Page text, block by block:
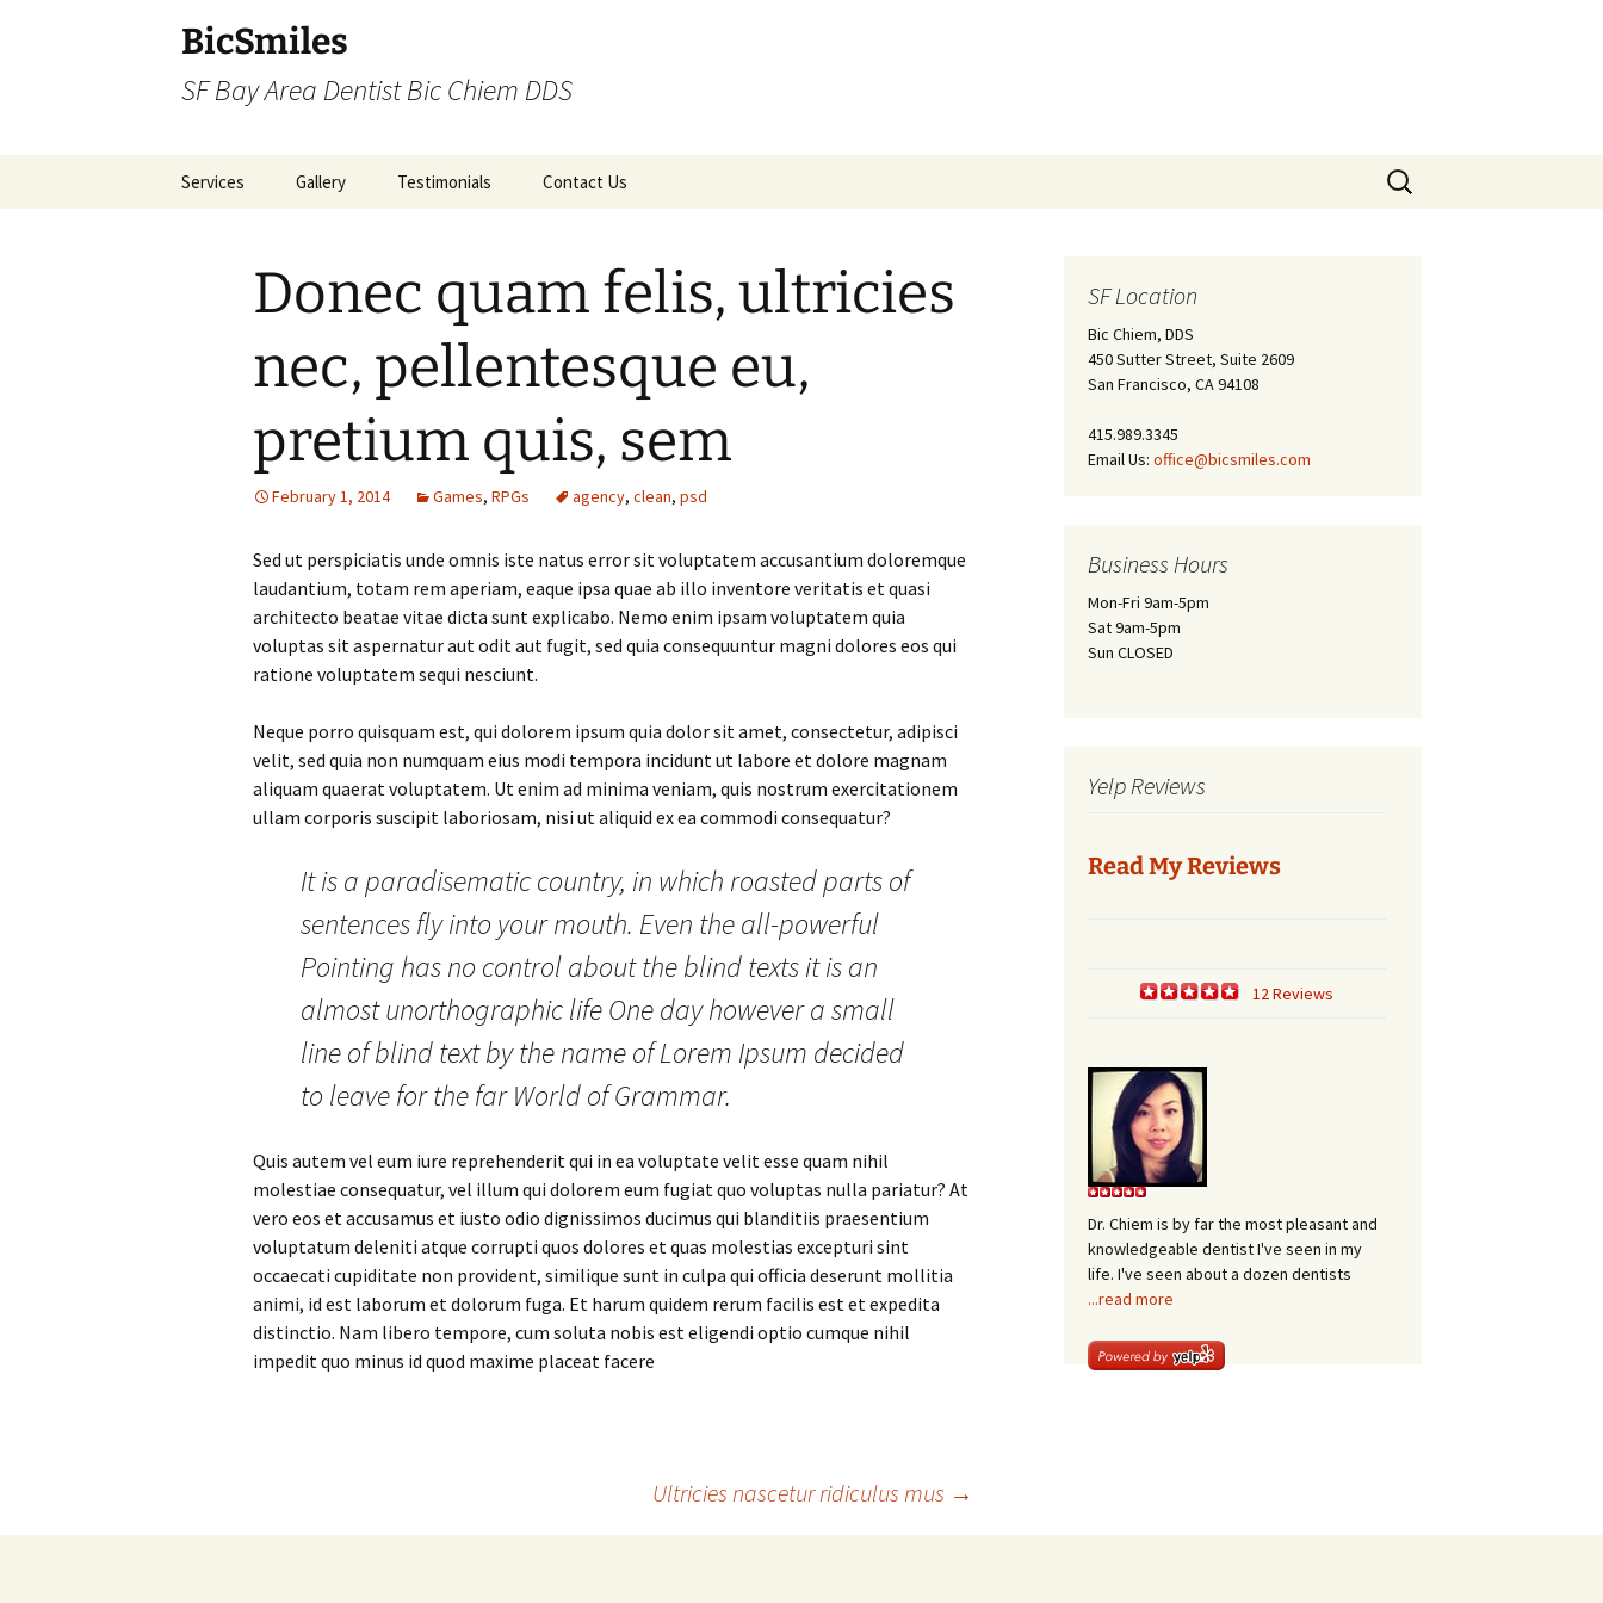
BicSmiles
SF Bay Area Dentist Bic Chiem DDS
Services Gallery Testimonials Contact Us
Search
for:
Donec quam felis, ultricies
nec, pellentesque eu,
pretium quis, sem
February 1, 2014 Games, RPGs agency, clean, psd
Sed ut perspiciatis unde omnis iste natus error sit voluptatem accusantium doloremque
laudantium, totam rem aperiam, eaque ipsa quae ab illo inventore veritatis et quasi
architecto beatae vitae dicta sunt explicabo. Nemo enim ipsam voluptatem quia
voluptas sit aspernatur aut odit aut fugit, sed quia consequuntur magni dolores eos qui
ratione voluptatem sequi nesciunt.
Neque porro quisquam est, qui dolorem ipsum quia dolor sit amet, consectetur, adipisci
velit, sed quia non numquam eius modi tempora incidunt ut labore et dolore magnam
aliquam quaerat voluptatem. Ut enim ad minima veniam, quis nostrum exercitationem
ullam corporis suscipit laboriosam, nisi ut aliquid ex ea commodi consequatur?
It is a paradisematic country, in which roasted parts of
sentences fly into your mouth. Even the all-powerful
Pointing has no control about the blind texts it is an
almost unorthographic life One day however a small
line of blind text by the name of Lorem Ipsum decided
to leave for the far World of Grammar.
Quis autem vel eum iure reprehenderit qui in ea voluptate velit esse quam nihil
molestiae consequatur, vel illum qui dolorem eum fugiat quo voluptas nulla pariatur? At
vero eos et accusamus et iusto odio dignissimos ducimus qui blanditiis praesentium
voluptatum deleniti atque corrupti quos dolores et quas molestias excepturi sint
occaecati cupiditate non provident, similique sunt in culpa qui officia deserunt mollitia
animi, id est laborum et dolorum fuga. Et harum quidem rerum facilis est et expedita
distinctio. Nam libero tempore, cum soluta nobis est eligendi optio cumque nihil
impedit quo minus id quod maxime placeat facere
Ultricies nascetur ridiculus mus →
SF Location
Bic Chiem, DDS
450 Sutter Street, Suite 2609
San Francisco, CA 94108
415.989.3345
Email Us: office@bicsmiles.com
Business Hours
Mon-Fri 9am-5pm
Sat 9am-5pm
Sun CLOSED
Yelp Reviews
Read My Reviews
12 Reviews
Dr. Chiem is by far the most pleasant and
knowledgeable dentist I've seen in my
life. I've seen about a dozen dentists
...read more